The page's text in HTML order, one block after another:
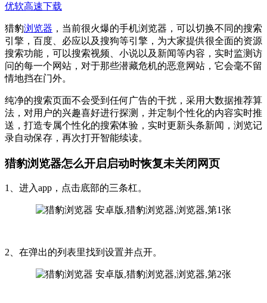
优软高速下载
猎豹浏览器 ，当前很火爆的手机浏览器，可以切换不同的搜索
引擎，百度、必应以及搜狗等引擎，为大家提供很全面的资源
搜索功能，可以搜索视频、小说以及新闻等内容，实时监测访
问的每一个网站，对于那些潜藏危机的恶意网站，它会毫不留
情地挡在门外。
纯净的搜索页面不会受到任何广告的干扰，采用大数据推荐算
法，对用户的兴趣喜好进行探测，并定制个性化的内容实时推
送，打造专属个性化的搜索体验，实时更新头条新闻，浏览记
录自动保存，再次打开智能续读。
猎豹浏览器怎么开启启动时恢复未关闭网页
1、进入app，点击底部的三条杠。
2、在弹出的列表里找到设置并点开。